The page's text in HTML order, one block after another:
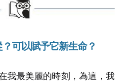
可以賦予它新生命？
我最美麗的時刻，為這，我